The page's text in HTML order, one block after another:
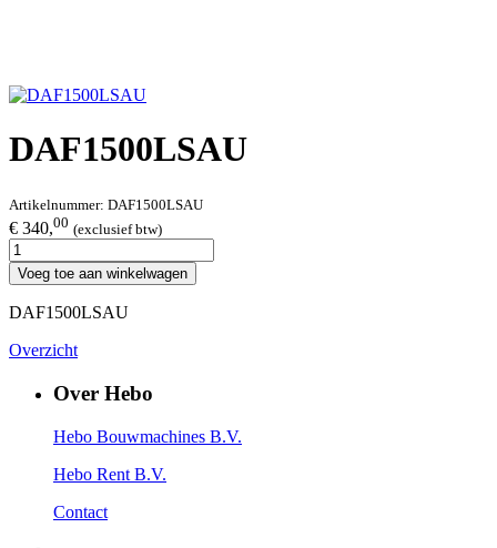
DAF1500LSAU
Artikelnummer: DAF1500LSAU
€ 340,00 (exclusief btw)
Voeg toe aan winkelwagen
DAF1500LSAU
Overzicht
Over Hebo
Hebo Bouwmachines B.V.
Hebo Rent B.V.
Contact